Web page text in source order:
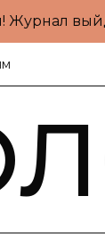
Журнал